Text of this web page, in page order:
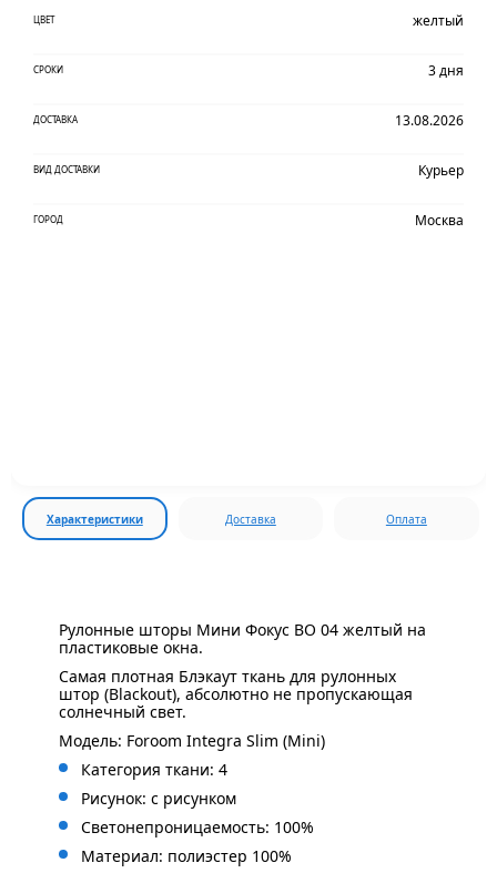
ЦВЕТ желтый
СРОКИ 3 дня
ДОСТАВКА 13.08.2026
ВИД ДОСТАВКИ Курьер
ГОРОД Москва
Характеристики Доставка Оплата
Рулонные шторы Мини Фокус BO 04 желтый на
пластиковые окна.
Самая плотная Блэкаут ткань для рулонных
штор (Blackout), абсолютно не пропускающая
солнечный свет.
Модель: Foroom Integra Slim (Mini)
Категория ткани: 4
Рисунок: с рисунком
Светонепроницаемость: 100%
Материал: полиэстер 100%